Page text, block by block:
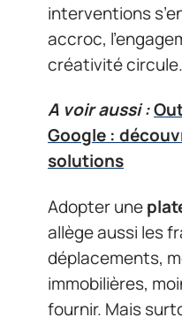
interventions
accroc,
créativité circule.
A voir aussi :
Google :
solutions
Adopter une
allège aussi les
déplacements,
immobilières,
fournir. Mais